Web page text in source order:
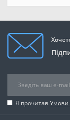
Я прочитавУмови